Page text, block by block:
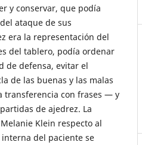
y conservar, que podía
ataque de sus
era la representación del
del tablero, podía ordenar
de defensa, evitar el
de las buenas y las malas
transferencia con frases — y
de ajedrez. La
Klein respecto al
del paciente se